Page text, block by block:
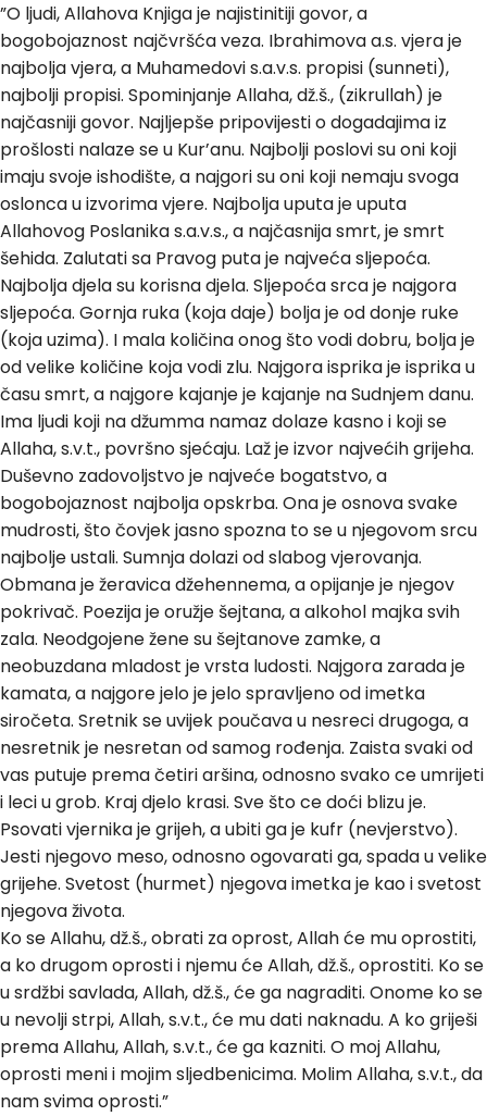
”O ljudi, Allahova Knjiga je najistinitiji govor, a
bogobojaznost najčvršća veza. Ibrahimova a.s. vjera je
najbolja vjera, a Muhamedovi s.a.v.s. propisi (sunneti),
najbolji propisi. Spominjanje Allaha, dž.š., (zikrullah) je
najčasniji govor. Najljepše pripovijesti o dogadajima iz
prošlosti nalaze se u Kur’anu. Najbolji poslovi su oni koji
imaju svoje ishodište, a najgori su oni koji nemaju svoga
oslonca u izvorima vjere. Najbolja uputa je uputa
Allahovog Poslanika s.a.v.s., a najčasnija smrt, je smrt
šehida. Zalutati sa Pravog puta je najveća sljepoća.
Najbolja djela su korisna djela. Sljepoća srca je najgora
sljepoća. Gornja ruka (koja daje) bolja je od donje ruke
(koja uzima). I mala količina onog što vodi dobru, bolja je
od velike količine koja vodi zlu. Najgora isprika je isprika u
času smrt, a najgore kajanje je kajanje na Sudnjem danu.
Ima ljudi koji na džumma namaz dolaze kasno i koji se
Allaha, s.v.t., površno sjećaju. Laž je izvor najvećih grijeha.
Duševno zadovoljstvo je najveće bogatstvo, a
bogobojaznost najbolja opskrba. Ona je osnova svake
mudrosti, što čovjek jasno spozna to se u njegovom srcu
najbolje ustali. Sumnja dolazi od slabog vjerovanja.
Obmana je žeravica džehennema, a opijanje je njegov
pokrivač. Poezija je oružje šejtana, a alkohol majka svih
zala. Neodgojene žene su šejtanove zamke, a
neobuzdana mladost je vrsta ludosti. Najgora zarada je
kamata, a najgore jelo je jelo spravljeno od imetka
siročeta. Sretnik se uvijek poučava u nesreci drugoga, a
nesretnik je nesretan od samog rođenja. Zaista svaki od
vas putuje prema četiri aršina, odnosno svako ce umrijeti
i leci u grob. Kraj djelo krasi. Sve što ce doći blizu je.
Psovati vjernika je grijeh, a ubiti ga je kufr (nevjerstvo).
Jesti njegovo meso, odnosno ogovarati ga, spada u velike
grijehe. Svetost (hurmet) njegova imetka je kao i svetost
njegova života.
Ko se Allahu, dž.š., obrati za oprost, Allah će mu oprostiti,
a ko drugom oprosti i njemu će Allah, dž.š., oprostiti. Ko se
u srdžbi savlada, Allah, dž.š., će ga nagraditi. Onome ko se
u nevolji strpi, Allah, s.v.t., će mu dati naknadu. A ko griješi
prema Allahu, Allah, s.v.t., će ga kazniti. O moj Allahu,
oprosti meni i mojim sljedbenicima. Molim Allaha, s.v.t., da
nam svima oprosti.”